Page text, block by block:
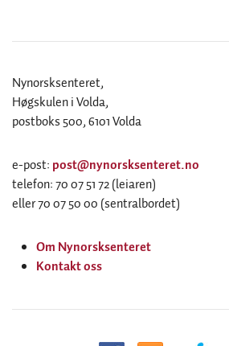
Nynorsksenteret,
Høgskulen i Volda,
postboks 500, 6101 Volda
e-post: post@nynorsksenteret.no
telefon: 70 07 51 72 (leiaren)
eller 70 07 50 00 (sentralbordet)
Om Nynorsksenteret
Kontakt oss